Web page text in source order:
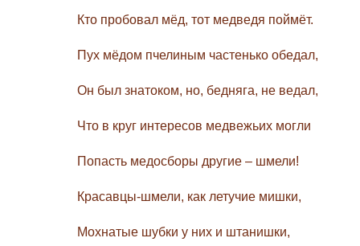
Кто пробовал мёд, тот медведя поймёт.
Пух мёдом пчелиным частенько обедал,
Он был знатоком, но, бедняга, не ведал,
Что в круг интересов медвежьих могли
Попасть медосборы другие – шмели!
Красавцы-шмели, как летучие мишки,
Мохнатые шубки у них и штанишки,